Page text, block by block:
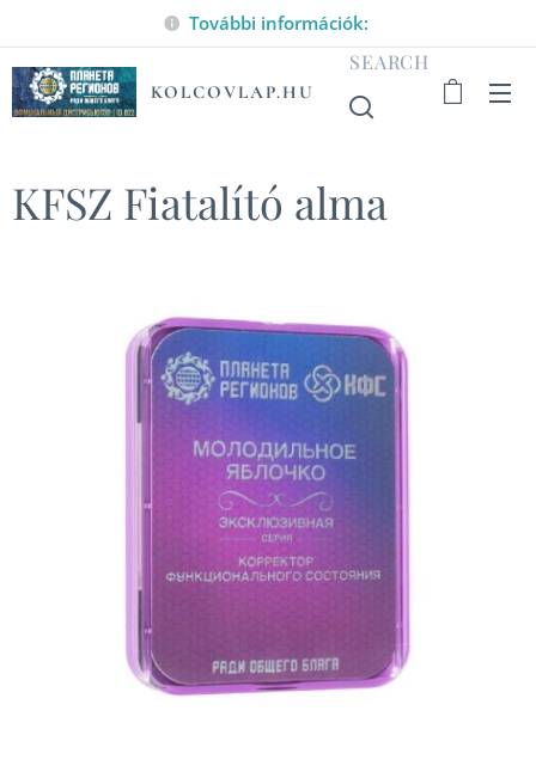
További információk:
KOLCOVLAP.HU
SEARCH
KFSZ Fiatalító alma